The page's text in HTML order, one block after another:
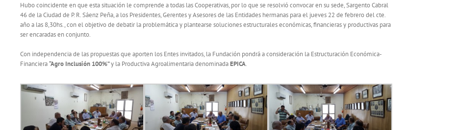
Hubo coincidente en que esta situación le comprende a todas las Cooperativas, por lo que se resolvió convocar en su sede, Sargento Cabral
46 de la Ciudad de P. R. Sáenz Peña, a los Presidentes, Gerentes y Asesores de las Entidades hermanas para el jueves 22 de febrero del cte.
año a las 8,30hs., con el objetivo de debatir la problemática y plantearse soluciones estructurales económicas, financieras y productivas para
ser encaradas en conjunto.
Con independencia de las propuestas que aporten los Entes invitados, la Fundación pondrá a consideración la Estructuración Económica-
Financiera“Agro Inclusión 100%”y la Productiva Agroalimentaria denominadaEPICA.